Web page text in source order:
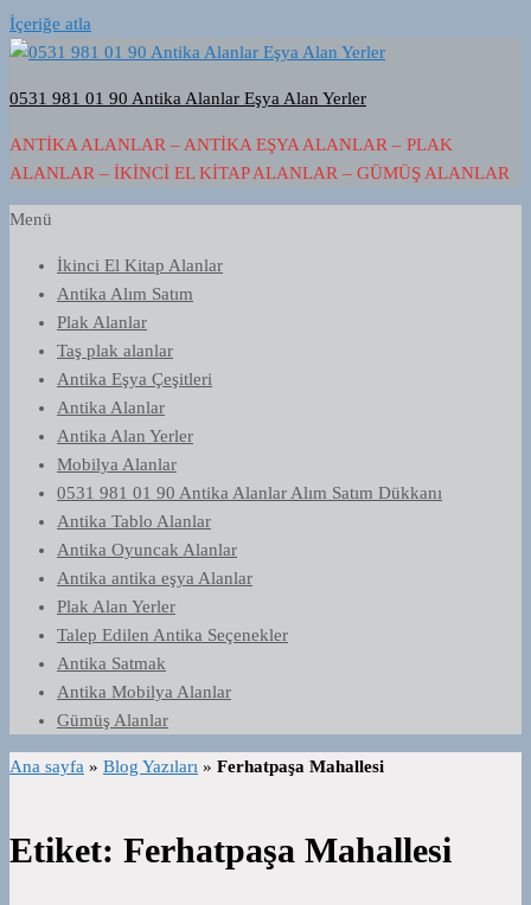
İçeriğe atla
0531 981 01 90 Antika Alanlar Eşya Alan Yerler
ANTIKA ALANLAR – ANTIKA EŞYA ALANLAR – PLAK
ALANLAR – İKINCI EL KITAP ALANLAR – GÜMÜŞ ALANLAR
Menü
İkinci El Kitap Alanlar
Antika Alım Satım
Plak Alanlar
Taş plak alanlar
Antika Eşya Çeşitleri
Antika Alanlar
Antika Alan Yerler
Mobilya Alanlar
0531 981 01 90 Antika Alanlar Alım Satım Dükkanı
Antika Tablo Alanlar
Antika Oyuncak Alanlar
Antika antika eşya Alanlar
Plak Alan Yerler
Talep Edilen Antika Seçenekler
Antika Satmak
Antika Mobilya Alanlar
Gümüş Alanlar
Ana sayfa » Blog Yazıları » Ferhatpaşa Mahallesi
Etiket: Ferhatpaşa Mahallesi